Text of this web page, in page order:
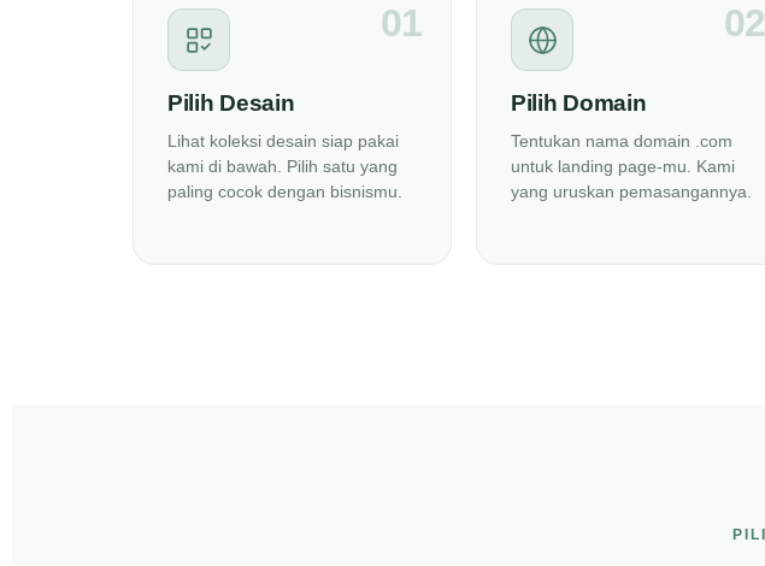
01
Pilih Desain
Lihat koleksi desain siap pakai
kami di bawah. Pilih satu yang
paling cocok dengan bisnismu.
02
Pilih Domain
Tentukan nama domain .com
untuk landing page-mu. Kami
yang uruskan pemasangannya.